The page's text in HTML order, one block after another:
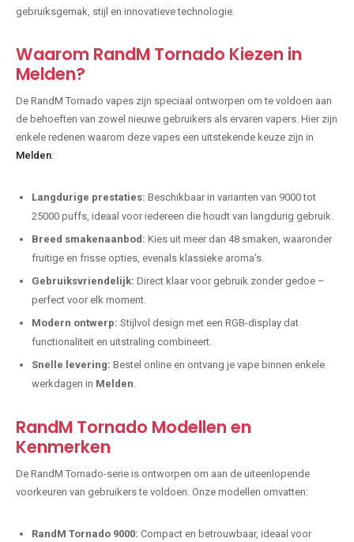
gebruiksgemak, stijl en innovatieve technologie.
Waarom RandM Tornado Kiezen in
Melden?
De RandM Tornado vapes zijn speciaal ontworpen om te voldoen aan
de behoeften van zowel nieuwe gebruikers als ervaren vapers. Hier zijn
enkele redenen waarom deze vapes een uitstekende keuze zijn in
Melden:
Langdurige prestaties: Beschikbaar in varianten van 9000 tot
25000 puffs, ideaal voor iedereen die houdt van langdurig gebruik.
Breed smakenaanbod: Kies uit meer dan 48 smaken, waaronder
fruitige en frisse opties, evenals klassieke aroma's.
Gebruiksvriendelijk: Direct klaar voor gebruik zonder gedoe –
perfect voor elk moment.
Modern ontwerp: Stijlvol design met een RGB-display dat
functionaliteit en uitstraling combineert.
Snelle levering: Bestel online en ontvang je vape binnen enkele
werkdagen in Melden
RandM Tornado Modellen en
Kenmerken
De RandM Tornado-serie is ontworpen om aan de uiteenlopende
voorkeuren van gebruikers te voldoen. Onze modellen omvatten:
RandM Tornado 9000: Compact en betrouwbaar, ideaal voor